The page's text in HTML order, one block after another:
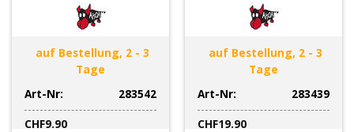
auf Bestellung, 2 - 3
Tage
Art-Nr:
283542
CHF9.90
auf Bestellung, 2 - 3
Tage
Art-Nr:
283439
CHF19.90